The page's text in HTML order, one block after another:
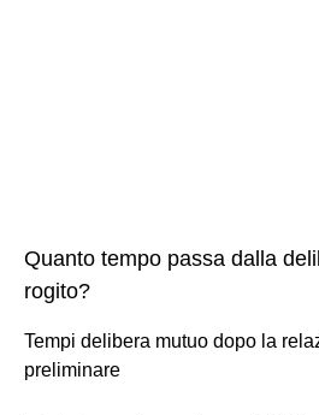
Quanto tempo passa dalla
rogito?
Tempi delibera mutuo dopo la
preliminare